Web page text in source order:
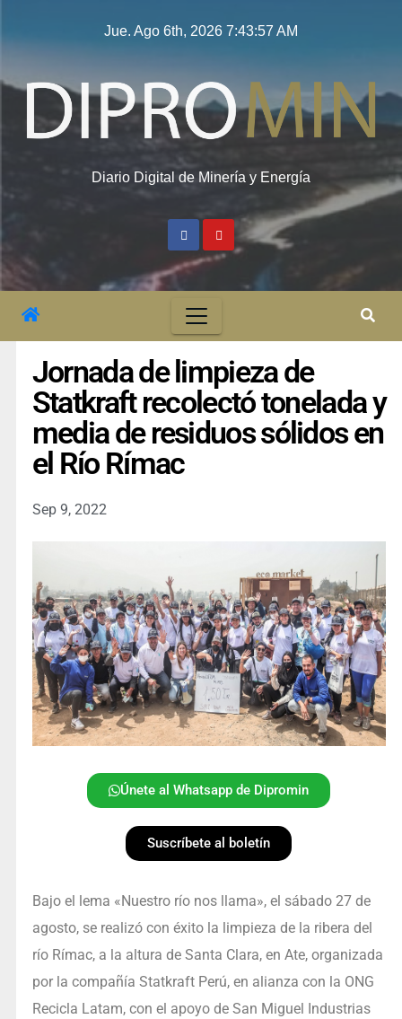
Jue. Ago 6th, 2026 7:43:58 AM
Diario Digital de Minería y Energía
Jornada de limpieza de
Statkraft recolectó tonelada y
media de residuos sólidos en
el Río Rímac
Sep 9, 2022
Únete al Whatsapp de Dipromin
Suscríbete al boletín
Bajo el lema «Nuestro río nos llama», el sábado 27 de
agosto, se realizó con éxito la limpieza de la ribera del
río Rímac, a la altura de Santa Clara, en Ate, organizada
por la compañía Statkraft Perú, en alianza con la ONG
Recicla Latam, con el apoyo de San Miguel Industrias